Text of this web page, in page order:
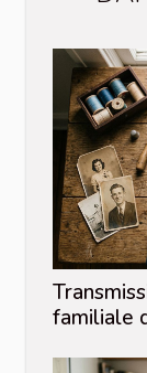
familiale